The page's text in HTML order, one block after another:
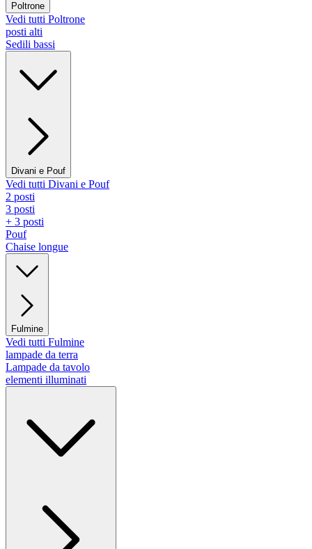
Poltrone
Vedi tutti Poltrone
posti alti
Sedili bassi
Divani e Pouf
Vedi tutti Divani e Pouf
2 posti
3 posti
+ 3 posti
Pouf
Chaise longue
Fulmine
Vedi tutti Fulmine
lampade da terra
Lampade da tavolo
elementi illuminati